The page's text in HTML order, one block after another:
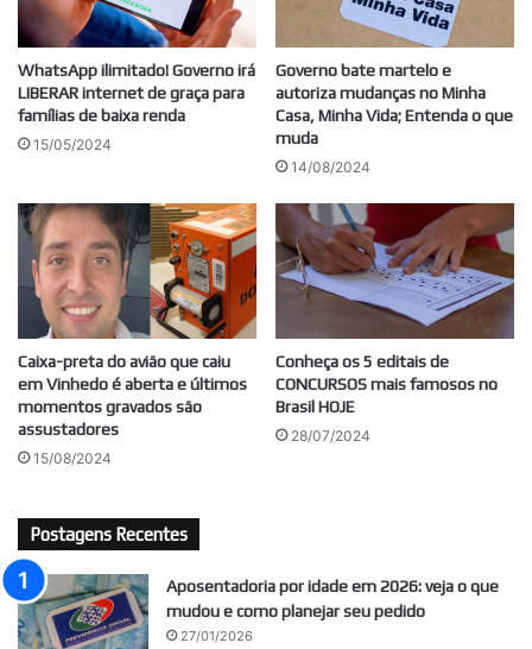
WhatsApp ilimitado! Governo irá
LIBERAR internet de graça para
famílias de baixa renda
15/05/2024
Governo bate martelo e
autoriza mudanças no Minha
Casa, Minha Vida; Entenda o que
muda
14/08/2024
Caixa-preta do avião que caiu
em Vinhedo é aberta e últimos
momentos gravados são
assustadores
15/08/2024
Conheça os 5 editais de
CONCURSOS mais famosos no
Brasil HOJE
28/07/2024
Postagens Recentes
Aposentadoria por idade em 2026: veja o que
mudou e como planejar seu pedido
27/01/2026